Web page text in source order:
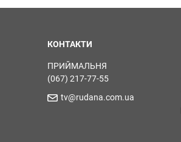
КОНТАКТИ
ПРИЙМАЛЬНЯ
(067) 217-77-55
tv@rudana.com.ua